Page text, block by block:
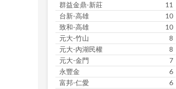
群益金鼎-新莊
11
台新-高雄
10
致和-高雄
10
元大-竹山
8
元大-內湖民權
8
元大-金門
7
永豐金
6
富邦-仁愛
6